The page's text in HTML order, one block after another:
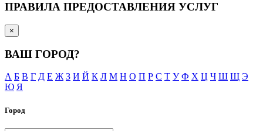
ПРАВИЛА ПРЕДОСТАВЛЕНИЯ УСЛУГ
×
ВАШ ГОРОД?
А Б В Г Д Е Ж З И Й К Л М Н О П Р С Т У Ф Х Ц Ч Ш Щ Э
Ю Я
Город